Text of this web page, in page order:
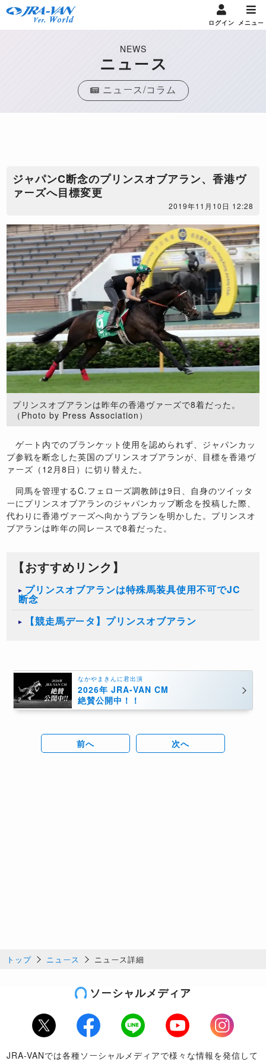
ログイン メニュー
NEWS
ニュース
ニュース/コラム
ジャパンC断念のプリンスオブアラン、香港ヴ
ァーズへ目標変更
2019年11月10日 12:28
プリンスオブアランは昨年の香港ヴァーズで8着だった。
（Photo by Press Association）
ゲート内でのブランケット使用を認められず、ジャパンカッ
プ参戦を断念した英国のプリンスオブアランが、目標を香港ヴ
ァーズ（12月8日）に切り替えた。
同馬を管理するC.フェローズ調教師は9日、自身のツイッタ
ーにプリンスオブアランのジャパンカップ断念を投稿した際、
代わりに香港ヴァーズへ向かうプランを明かした。プリンスオ
ブアランは昨年の同レースで8着だった。
【おすすめリンク】
プリンスオブアランは特殊馬装具使用不可でJC
断念
【競走馬データ】プリンスオブアラン
なかやまきんに君出演
2026年 JRA-VAN CM
絶賛公開中！！
前へ 次へ
トップ ニュース ニュース詳細
ソーシャルメディア
Twitter Facebook LINE Youtube
Instagram
JRA-VANでは各種ソーシャルメディアで様々な情報を発信して